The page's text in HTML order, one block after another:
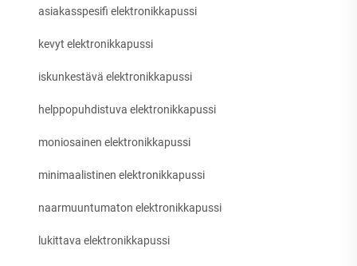
asiakasspesifi elektronikkapussi
kevyt elektronikkapussi
iskunkestävä elektronikkapussi
helppopuhdistuva elektronikkapussi
moniosainen elektronikkapussi
minimaalistinen elektronikkapussi
naarmuuntumaton elektronikkapussi
lukittava elektronikkapussi